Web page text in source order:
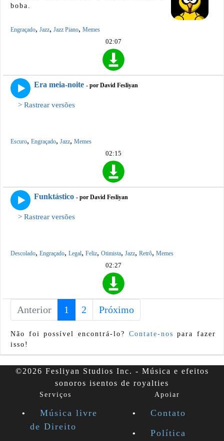
boba.
Engraçado, Jazz, Jazz Piano, Memes
02:07
Era meia-noite - por David Fesliyan
> Rastrear versões
Escuro, Engraçado, Jazz, Memes
02:15
Funktástico - por David Fesliyan
> Rastrear versões
Descolado, Engraçado, Legal, Feliz, Otimista, Jazz, Retrô, Memes
02:27
Anterior 1 (current)
2 Próximo
Não foi possível encontrá-lo? Contate-nos para fazer
isso!
©2026 Fesliyan Studios Inc. - Música e efeitos
sonoros isentos de royalties
Serviços
Música livre
de Direito
Apoiar
Contato
Política